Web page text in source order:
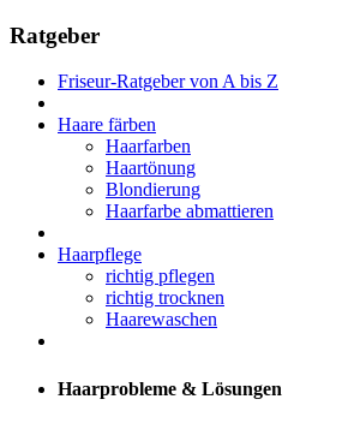
Ratgeber
Friseur-Ratgeber von A bis Z
Haare färben
Haarfarben
Haartönung
Blondierung
Haarfarbe abmattieren
Haarpflege
richtig pflegen
richtig trocknen
Haarewaschen
Haarprobleme & Lösungen